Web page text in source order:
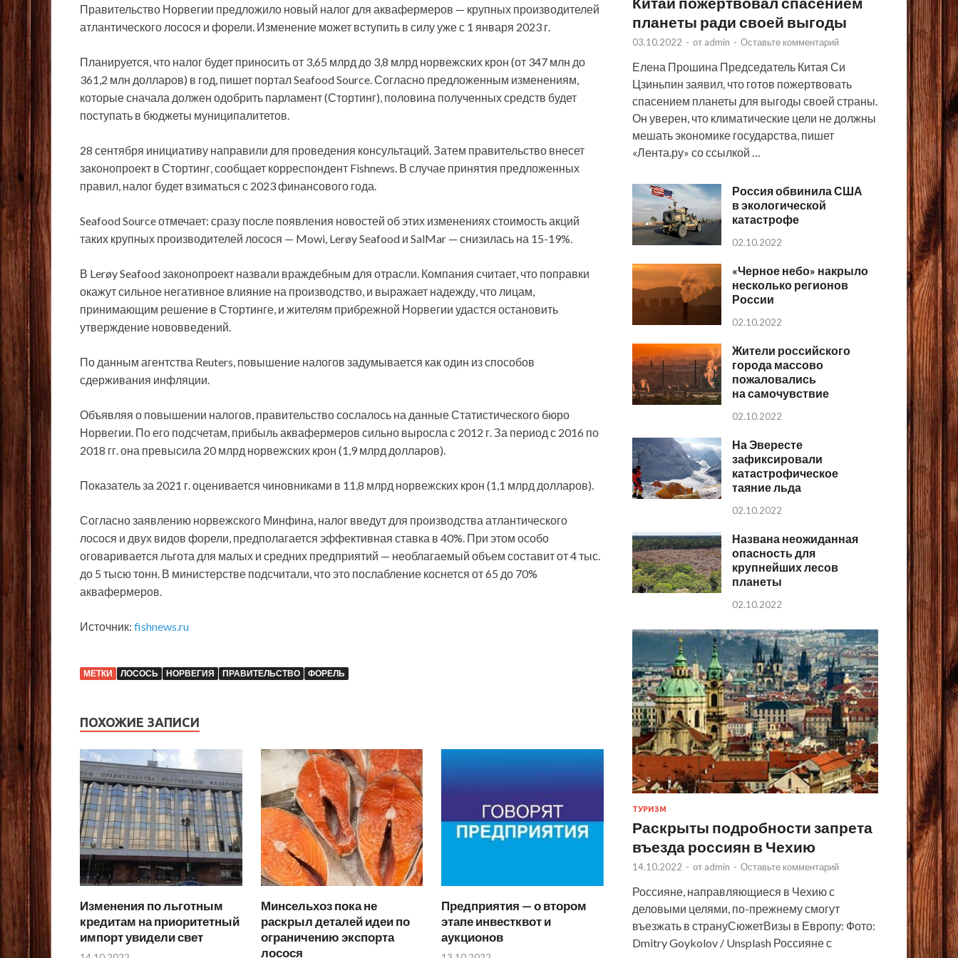
Правительство Норвегии предложило новый налог для аквафермеров — крупных производителей
атлантического лосося и форели. Изменение может вступить в силу уже с 1 января 2023 г.
Планируется, что налог будет приносить от 3,65 млрд до 3,8 млрд норвежских крон (от 347 млн до
361,2 млн долларов) в год, пишет портал Seafood Source. Согласно предложенным изменениям,
которые сначала должен одобрить парламент (Стортинг), половина полученных средств будет
поступать в бюджеты муниципалитетов.
28 сентября инициативу направили для проведения консультаций. Затем правительство внесет
законопроект в Стортинг, сообщает корреспондент Fishnews. В случае принятия предложенных
правил, налог будет взиматься с 2023 финансового года.
Seafood Source отмечает: сразу после появления новостей об этих изменениях стоимость акций
таких крупных производителей лосося — Mowi, Lerøy Seafood и SalMar — снизилась на 15-19%.
В Lerøy Seafood законопроект назвали враждебным для отрасли. Компания считает, что поправки
окажут сильное негативное влияние на производство, и выражает надежду, что лицам,
принимающим решение в Стортинге, и жителям прибрежной Норвегии удастся остановить
утверждение нововведений.
По данным агентства Reuters, повышение налогов задумывается как один из способов
сдерживания инфляции.
Объявляя о повышении налогов, правительство сослалось на данные Статистического бюро
Норвегии. По его подсчетам, прибыль аквафермеров сильно выросла с 2012 г. За период с 2016 по
2018 гг. она превысила 20 млрд норвежских крон (1,9 млрд долларов).
Показатель за 2021 г. оценивается чиновниками в 11,8 млрд норвежских крон (1,1 млрд долларов).
Согласно заявлению норвежского Минфина, налог введут для производства атлантического
лосося и двух видов форели, предполагается эффективная ставка в 40%. При этом особо
оговаривается льгота для малых и средних предприятий — необлагаемый объем составит от 4 тыс.
до 5 тысю тонн. В министерстве подсчитали, что это послабление коснется от 65 до 70%
аквафермеров.
Источник: fishnews.ru
МЕТКИ ЛОСОСЬ НОРВЕГИЯ ПРАВИТЕЛЬСТВО ФОРЕЛЬ
ПОХОЖИЕ ЗАПИСИ
Изменения по льготным
кредитам на приоритетный
импорт увидели свет
Минсельхоз пока не
раскрыл деталей идеи по
ограничению экспорта
лосося
Предприятия — о втором
этапе инвестквот и
аукционов
планеты ради своей выгоды
03.10.2022 - от admin - Оставьте комментарий
Елена Прошина Председатель Китая Си
Цзиньпин заявил, что готов пожертвовать
спасением планеты для выгоды своей страны.
Он уверен, что климатические цели не должны
мешать экономике государства, пишет
«Лента.ру» со ссылкой …
Россия обвинила США
в экологической
катастрофе
02.10.2022
«Черное небо» накрыло
несколько регионов
России
02.10.2022
Жители российского
города массово
пожаловались
на самочувствие
02.10.2022
На Эвересте
зафиксировали
катастрофическое
таяние льда
02.10.2022
Названа неожиданная
опасность для
крупнейших лесов
планеты
02.10.2022
ТУРИЗМ
Раскрыты подробности запрета
въезда россиян в Чехию
14.10.2022 - от admin - Оставьте комментарий
Россияне, направляющиеся в Чехию с
деловыми целями, по-прежнему смогут
въезжать в странуСюжетВизы в Европу: Фото:
Dmitry Goykolov / Unsplash Россияне с